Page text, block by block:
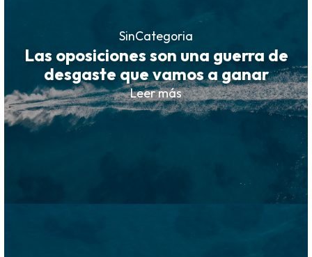
SinCategoria
Las oposiciones son una guerra de
desgaste que vamos a ganar
Leer más